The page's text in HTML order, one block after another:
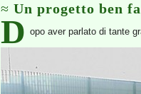
Un progetto ben
D opo aver parlato di tante